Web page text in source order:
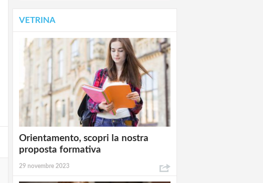
VETRINA
Orientamento, scopri la nostra
proposta formativa
29 novembre 2023